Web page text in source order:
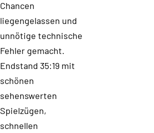
Chancen
liegengelassen und
unnötige technische
Fehler gemacht.
Endstand 35:19 mit
schönen
sehenswerten
Spielzügen,
schnellen